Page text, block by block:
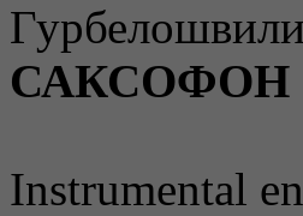
САКСОФОН
Instrumental